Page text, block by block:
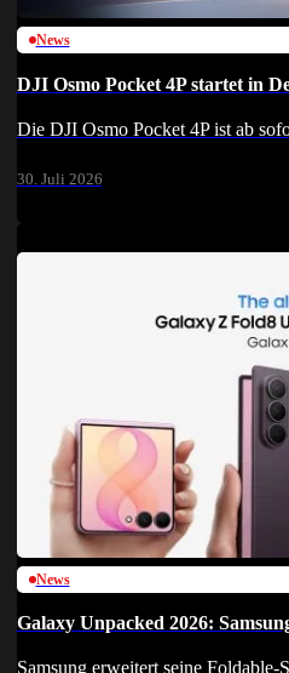
News
DJI Osmo Pocket 4P startet in
Die DJI Osmo Pocket 4P ist ab
30. Juli 2026
News
Galaxy Unpacked 2026:
Samsung erweitert seine